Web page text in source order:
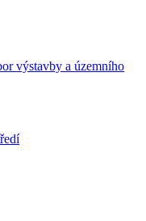
výstavby a územního